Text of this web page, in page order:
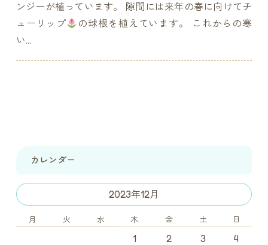
ンジーが植っています。 隙間には来年の春に向けてチ
ューリップ
の球根を植えています。 これからの寒
い...
カレンダー
2023年12月
月 火 水 木 金 土 日
1 2 3 4